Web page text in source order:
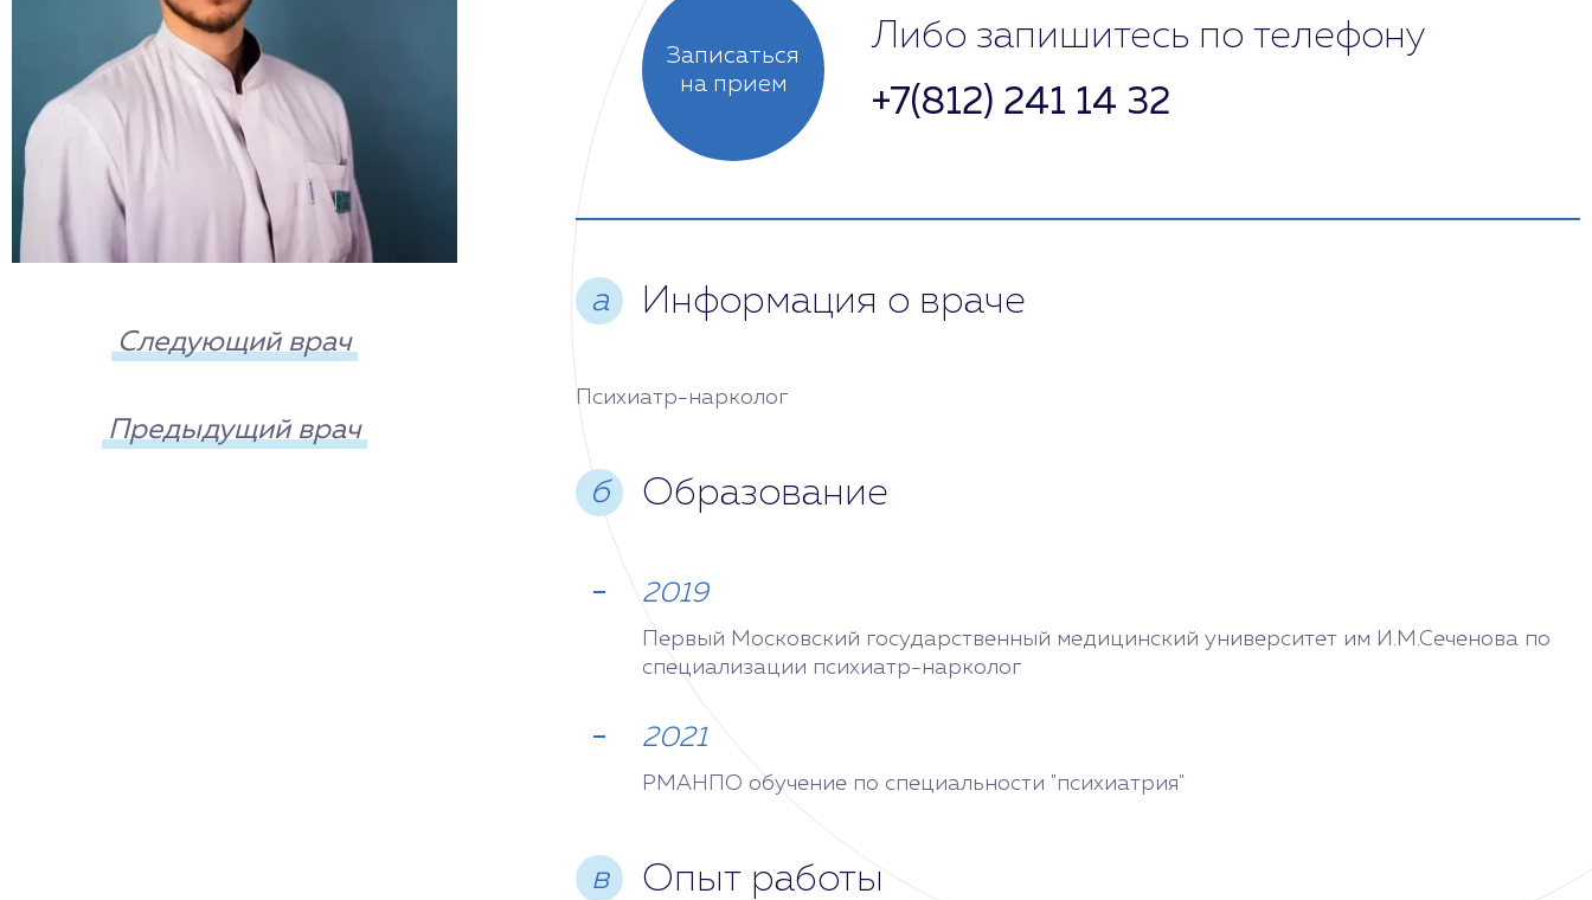
Следующий врач
Предыдущий врач
Понедельник
Вторник
Записаться
на прием
Либо запишитесь по телефону
+7(812) 241 14 32
а Информация о враче
Психиатр-нарколог
б Образование
2019
Первый Московский государственный медицинский университет им И.М.Сеченова по
специализации психиатр-нарколог
2021
РМАНПО обучение по специальности "психиатрия"
в Опыт работы